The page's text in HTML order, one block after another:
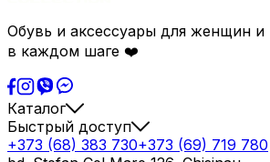
Обувь и аксессуары для женщин
в каждом шаге ❤️
Каталог
Быстрый доступ
+373 (68) 383 730+373 (69) 719 780